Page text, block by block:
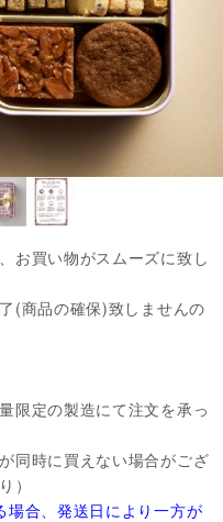
お買い物がスムーズに致し
(商品の確保)致しませんの
限定の製造にて注文を承っ
同時に買えない場合がござ
）
場合、発送日により一方が